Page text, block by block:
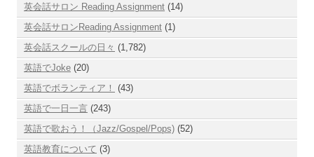
英会話サロン Reading Assignment (14)
英会話サロンReading Assignment (1)
英会話スクールの日々 (1,782)
英語でJoke (20)
英語でボランティア！
(43)
英語で一日一言 (243)
英語で歌おう！（Jazz/Gospel/Pops) (52)
英語教育について (3)